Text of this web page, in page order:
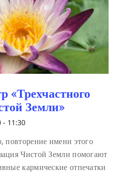
«Трехчастного
Земли»
- 11:30
повторение имени этого
Чистой Земли помогают
кармические отпечатки